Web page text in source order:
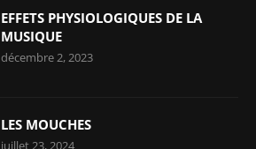
EFFETS PHYSIOLOGIQUES DE LA
MUSIQUE
décembre 2, 2023
LES MOUCHES
juillet 23, 2024